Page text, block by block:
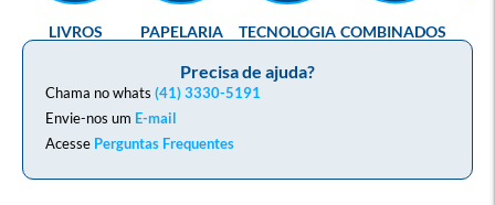
Precisa de ajuda?
Chama no whats (41) 3330-5191
Envie-nos um E-mail
Acesse Perguntas Frequentes
LIVROS PAPELARIA TECNOLOGIA COMBINADOS